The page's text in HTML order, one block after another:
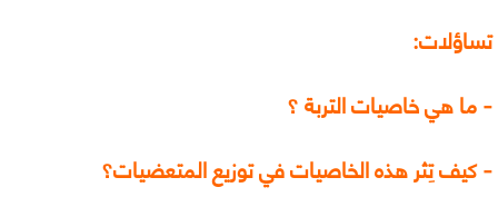
تساؤلات:
- ما هي خاصيات التربة ؟
- كيف تِثر هذه الخاصيات في توزيع المتعضيات؟